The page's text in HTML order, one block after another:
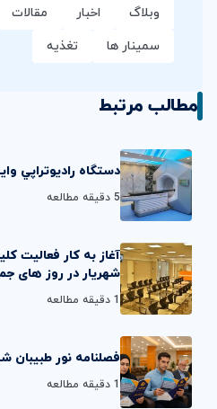
وبلاگ اخبار مقالات
سمینار ها
تغذیه
مطالب مرتبط
دستگاه راديوتراپي
5 دقیقه مطالعه
آغاز به کار فعالیت
شهریار در روز های
1 دقیقه مطالعه
فصلنامه نور طبیبان
1 دقیقه مطالعه